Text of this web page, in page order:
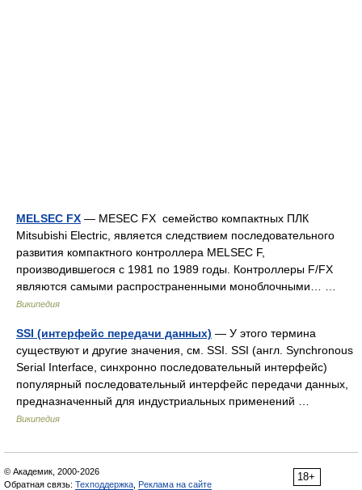
MELSEC FX — MESEC FX семейство компактных ПЛК
Mitsubishi Electric, является следствием последовательного
развития компактного контроллера MELSEC F,
производившегося с 1981 по 1989 годы. Контроллеры F/FX
являются самыми распространенными моноблочными… …
Википедия
SSI (интерфейс передачи данных) — У этого термина
существуют и другие значения, см. SSI. SSI (англ. Synchronous
Serial Interface, синхронно последовательный интерфейс)
популярный последовательный интерфейс передачи данных,
предназначенный для индустриальных применений …
Википедия
18+
© Академик, 2000-2026
Обратная связь: Техподдержка Реклама на сайте